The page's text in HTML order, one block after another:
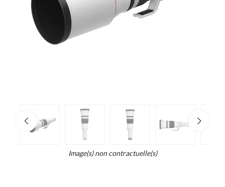
Image(s) non contractuelle(s)